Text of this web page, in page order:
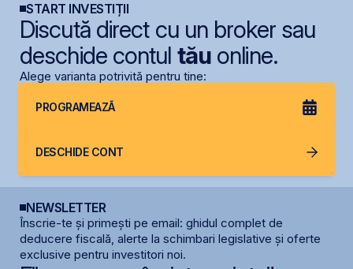
START INVESTIȚII
Discută direct cu un broker sau
deschide contul tăuonline.
Alege varianta potrivită pentru tine:
PROGRAMEAZĂ
DESCHIDE CONT
NEWSLETTER
Înscrie-te și primești pe email: ghidul complet de
deducere fiscală, alerte la schimbari legislative și oferte
exclusive pentru investitori noi.